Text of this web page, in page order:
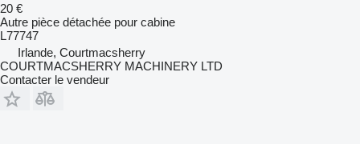
20 €
Autre pièce détachée pour cabine
L77747
Irlande, Courtmacsherry
COURTMACSHERRY MACHINERY LTD
Contacter le vendeur